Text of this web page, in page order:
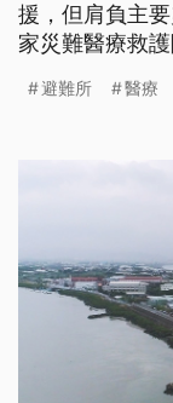
援，但肩負主
家災難醫療救
本各地災區，
避難所 醫療